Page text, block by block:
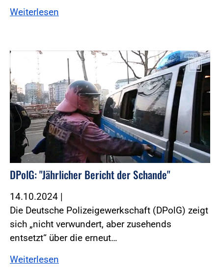
Weiterlesen
Foto:DPolG
DPolG: "Jährlicher Bericht der Schande"
14.10.2024 |
Die Deutsche Polizeigewerkschaft (DPolG) zeigt
sich „nicht verwundert, aber zusehends
entsetzt“ über die erneut…
Weiterlesen